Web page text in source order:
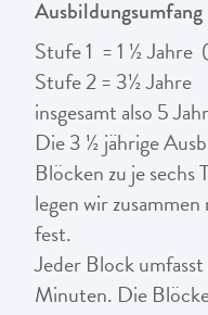
Ausbildungsumfang
Stufe 1 = 1 ½ Jahre
Stufe 2 = 3½ Jahre
insgesamt also 5
Die 3 ½ jährige
Blöcken zu je sechs
legen wir
fest.
Jeder Block
Minuten. Die